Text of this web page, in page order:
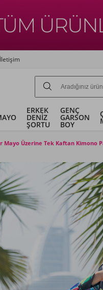
İletişim
ERKEK
DENİZ
ŞORTU
GENÇ
GARSON
BOY
Mayo Üzerine Tek Kaftan Kimono